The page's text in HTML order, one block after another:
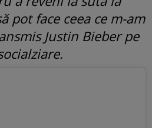
pot face ceea ce m-am
Justin Bieber pe